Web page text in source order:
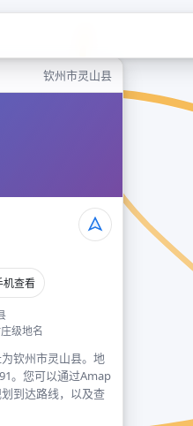
钦州市灵山县
机查看
级地名
钦州市灵山县。地
。您可以通过Amap
到达路线，以及查